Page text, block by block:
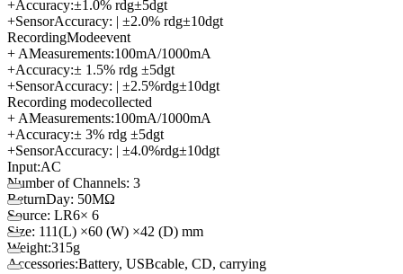
+Accuracy:±1.0% rdg±5dgt
+SensorAccuracy: | ±2.0% rdg±10dgt
RecordingModeevent
+ AMeasurements:100mA/1000mA
+Accuracy:± 1.5% rdg ±5dgt
+SensorAccuracy: | ±2.5%rdg±10dgt
Recording modecollected
+ AMeasurements:100mA/1000mA
+Accuracy:± 3% rdg ±5dgt
+SensorAccuracy: | ±4.0%rdg±10dgt
Input:AC
Number of Channels: 3
ReturnDay: 50MΩ
Source: LR6× 6
Size: 111(L) ×60 (W) ×42 (D) mm
Weight:315g
Accessories:Battery, USBcable, CD, carrying